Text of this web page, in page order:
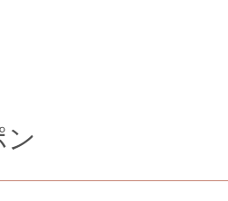
ン